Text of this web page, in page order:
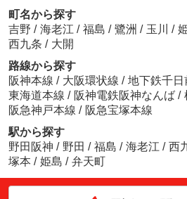
町名から探す
吉野 / 海老江 / 福島 / 鷺洲 / 玉川 /
西九条 / 大開
路線から探す
阪神本線 / 大阪環状線 / 地下鉄千日
東海道本線 / 阪神電鉄阪神なんば /
阪急神戸本線 / 阪急宝塚本線
駅から探す
野田阪神 / 野田 / 福島 / 海老江 / 西
塚本 / 姫島 / 弁天町